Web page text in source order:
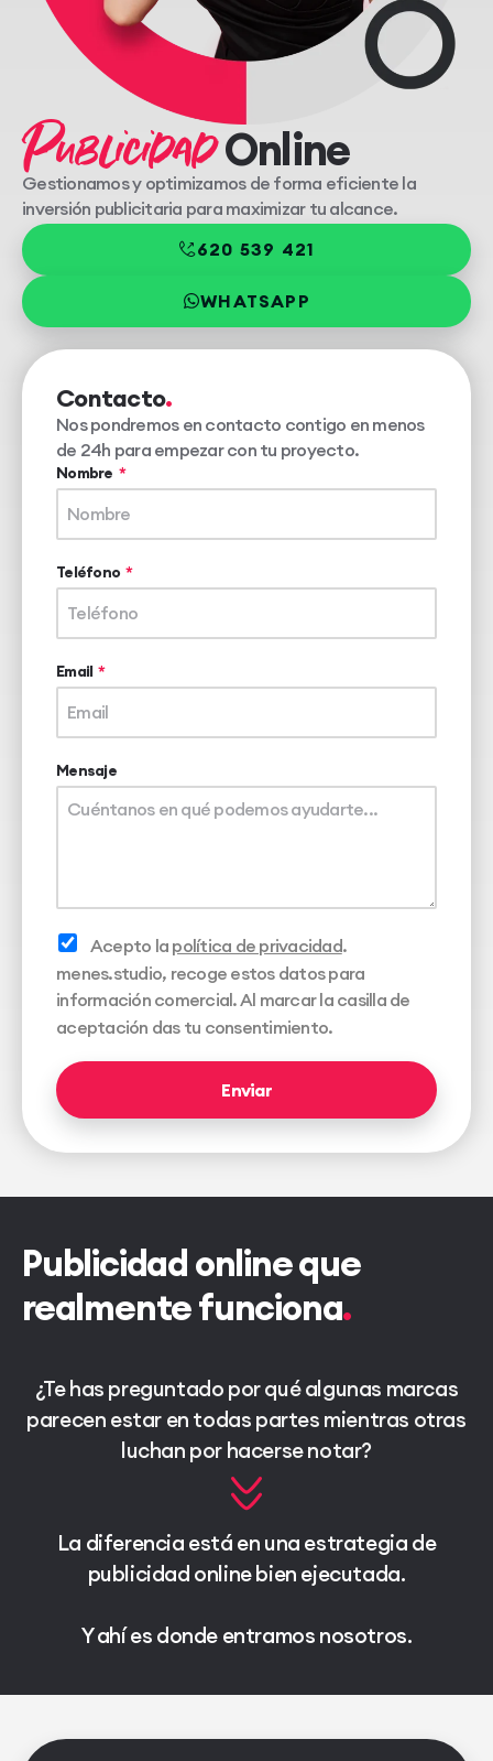
PublicidadOnline
Gestionamos y optimizamos de forma eficiente la
inversión publicitaria para maximizar tu alcance.
620 539 421
WHATSAPP
Contacto
Nos pondremos en contacto contigo en menos
de 24h para empezar con tu proyecto.
Nombre
Teléfono
Email
Mensaje
Acepto la política de privacidad.
menes.studio, recoge estos datos para
información comercial. Al marcar la casilla de
aceptación das tu consentimiento.
Enviar
Publicidad online que
realmente funciona
¿Te has preguntado por qué algunas marcas
parecen estar en todas partes mientras otras
luchan por hacerse notar?
La diferencia está en una estrategia de
publicidad online bien ejecutada.
Y ahí es donde entramos nosotros.